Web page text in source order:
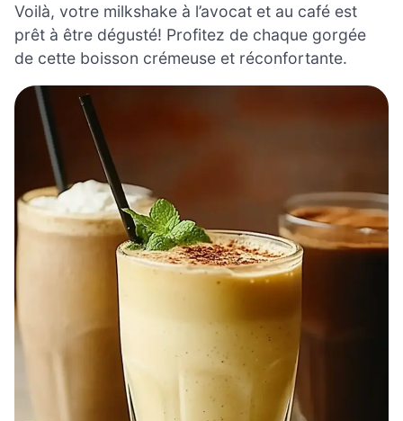
Voilà, votre milkshake à l’avocat et au café est
prêt à être dégusté! Profitez de chaque gorgée
de cette boisson crémeuse et réconfortante.